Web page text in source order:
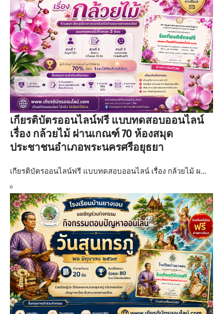
เกียรติบัตรออนไลน์ฟรี แบบทดสอบออนไลน์
เรื่อง กล้วยไม้ ผ่านเกณฑ์ 70 ห้องสมุด
ประชาชนอำเภอพระนครศรีอยุธยา
เกียรติบัตรออนไลน์ฟรี แบบทดสอบออนไลน์ เรื่อง กล้วยไม้ ผ…